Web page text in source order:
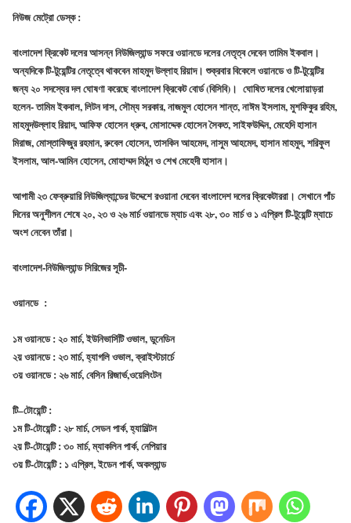
নিউজ মেট্রো ডেস্ক :
বাংলাদেশ ক্রিকেট দলের আসন্ন নিউজিল্যান্ড সফরে ওয়ানডে দলের নেতৃত্ব দেবেন তামিম ইকবাল।
অন্যদিকে টি-টুয়েন্টির নেতৃত্বে থাকবেন মাহমুদ উল্লাহ রিয়াদ। শুক্রবার বিকেলে ওয়ানডে ও টি-টুয়েন্টির
জন্য ২০ সদস্যের দল ঘোষণা করেছে বাংলাদেশ ক্রিকেট বোর্ড (বিসিবি)। ঘোষিত দলের খেলোয়াড়রা
হলেন- তামিম ইকবাল, লিটন দাস, সৌম্য সরকার, নাজমুল হোসেন শান্ত, নাঈম ইসলাম, মুশফিকুর রহিম,
মাহমুদউল্লাহ রিয়াদ, আফিফ হোসেন ধ্রুব, মোসাদ্দেক হোসেন সৈকত, সাইফউদ্দিন, মেহেদি হাসান
মিরাজ, মোস্তাফিজুর রহমান, রুবেল হোসেন, তাসকিন আহমেদ, নাসুম আহমেদ, হাসান মাহমুদ, শরিফুল
ইসলাম, আল-আমিন হোসেন, মোহাম্মদ মিঠুন ও শেখ মেহেদী হাসান।
আগামী ২৩ ফেব্রুয়ারি নিউজিল্যান্ডের উদ্দেশে রওয়ানা দেবেন বাংলাদেশ দলের ক্রিকেটাররা। সেখানে পাঁচ
দিনের অনুশীলন শেষে ২০, ২৩ ও ২৬ মার্চ ওয়ানডে ম্যাচ এবং ২৮, ৩০ মার্চ ও ১ এপ্রিল টি-টুয়েন্টি ম্যাচে
অংশ নেবেন তাঁরা।
বাংলাদেশ-নিউজিল্যান্ড সিরিজের সূচী-
ওয়ানডে:
১ম ওয়ানডে : ২০ মার্চ, ইউনিভার্সিটি ওভাল, ডুনেডিন
২য় ওয়ানডে : ২৩ মার্চ, হ্যাগলি ওভাল, ক্রাইস্টচার্চে
৩য় ওয়ানডে : ২৬ মার্চ, বেসিন রিজার্ভ,ওয়েলিংটন
টি–টোয়েন্টি:
১ম টি-টোয়েন্টি : ২৮ মার্চ, সেডন পার্ক, হ্যামিল্টন
২য় টি-টোয়েন্টি : ৩০ মার্চ, ম্যাকলিন পার্ক, নেপিয়ার
৩য় টি-টোয়েন্টি : ১ এপ্রিল, ইডেন পার্ক, অকল্যান্ড